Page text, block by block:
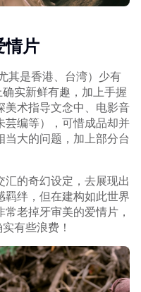
情片
其是香港、台湾）少有
实新鲜有趣，加上手握
美术指导文念中、电影音
芸编等），可惜成品却并
大的问题，加上部分台
的奇幻设定，去展现出
羁绊，但在建构如此世界
老掉牙审美的爱情片，
有些浪费！